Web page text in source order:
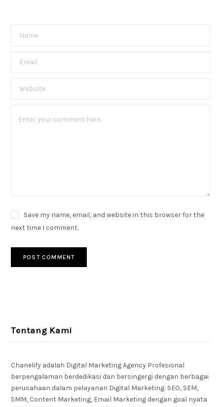
Save my name, email, and website in this browser for the
next time I comment.
Tentang Kami
Chanelify adalah Digital Marketing Agency Profesional
berpengalaman berdedikasi dan bersingergi dengan berbagai
perusahaan dalam pelayanan Digital Marketing: SEO, SEM,
SMM, Content Marketing, Email Marketing dengan goal nyata